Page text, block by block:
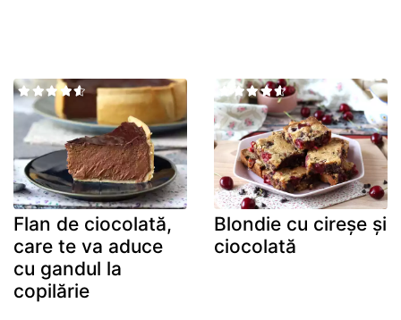
Flan de ciocolată,
care te va aduce
cu gandul la
copilărie
Blondie cu cireșe și
ciocolată